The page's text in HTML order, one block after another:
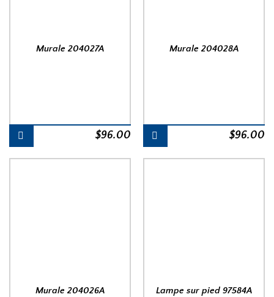
Murale 204027A
$96.00
Murale 204028A
$96.00
Murale 204026A Lampe sur pied 97584A